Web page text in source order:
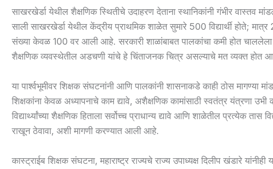
साखरखेर्डा येथील शैक्षणिक स्थितीचे उदाहरण देताना स्थानिकांनी गंभीर वास्तव
साली साखरखेर्डा येथील केंद्रीय प्राथमिक शाळेत सुमारे 500 विद्यार्थी होते;
संख्या केवळ 100 वर आली आहे. सरकारी शाळांबाबत पालकांचा कमी होत चाललेला
शैक्षणिक व्यवस्थेतील अडचणी यांचे हे चिंताजनक चित्र असल्याचे मत व्यक्त होत
या पार्श्वभूमीवर शिक्षक संघटनांनी आणि पालकांनी शासनाकडे काही ठोस मागण्या
शिक्षकांना केवळ अध्यापनाचे काम द्यावे, अशैक्षणिक कामांसाठी स्वतंत्र यंत्रणा उभी
विद्यार्थ्यांच्या शैक्षणिक हिताला सर्वोच्च प्राधान्य द्यावे आणि शाळेतील प्रत्येक तास
राखून ठेवावा, अशी मागणी करण्यात आली आहे.
कास्ट्राईब शिक्षक संघटना, महाराष्ट्र राज्यचे राज्य उपाध्यक्ष दिलीप खंडारे यांनीही